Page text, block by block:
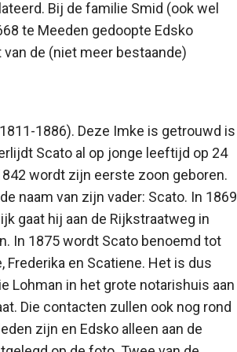
Bij de familie Smid (ook wel
te Meeden gedoopte Edsko
de (niet meer bestaande)
1886). Deze Imke is getrouwd is
Scato al op jonge leeftijd op 24
wordt zijn eerste zoon geboren.
naam van zijn vader: Scato. In 1869
gaat hij aan de Rijkstraatweg in
In 1875 wordt Scato benoemd tot
en Scatiene. Het is dus
Lohman in het grote notarishuis aan
Die contacten zullen ook nog rond
zijn en Edsko alleen aan de